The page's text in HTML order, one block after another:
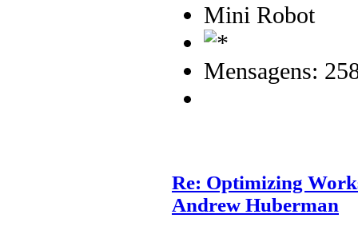
Mini Robot
Mensagens:
Re: Optimizing
Andrew Huberman